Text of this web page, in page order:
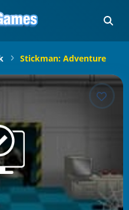
Stickman: Adventure